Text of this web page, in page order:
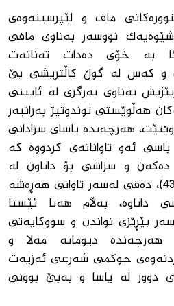
ماف و لێپرسینەوەی
نووسەر بەناوی مافی
ڕێگا بە خۆی دەدات تەنانەت
و کەس لە گوڵ كاڵتریشی پێ
بەناوی بەرگری لە ئایینی
هەڵوێستی توندوتیژ بەرانبەر
هەرچەندە یاسای سزادانی
لە مادەی (372) باسی ئەو تاوانانەی کردووە کە
دەکەن و سزاشی بۆ داناون لە
مادەکانی (430 و 431 و 432)، دەقی لەسەر تاوانی هەڕەشە
داناوە، بەڵام هەتا ئێستا
بێڕێزی نواندن و سووکایەتی
هەرچەندە دیومانە مەلا و
حوکمی شەرعی ئەزیەت
دوور لە یاسا و بەبێ بوونی